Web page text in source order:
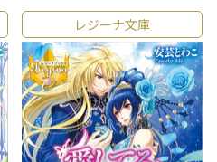
レジーナ文庫